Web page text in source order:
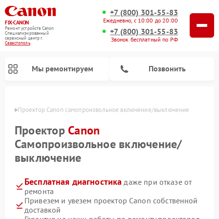
FIX-CANON
Ремонт устройств Canon
Специализированный
cервисный центр г.
Севастополь
+7 (800) 301-55-83
Ежедневно, с 10:00 до 20:00
+7 (800) 301-55-83
Звонок бесплатный по РФ
Мы ремонтируем Позвонить
Проектор Canon самопроизвольное включение/выключение
Проектор Canon
Самопроизвольное включение/
выключение
Бесплатная диагностика даже при отказе от
ремонта
Привезем и увезем проектор Canon собственной
доставкой